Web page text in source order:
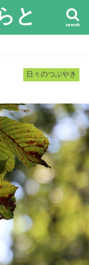
と search
日々のつぶやき